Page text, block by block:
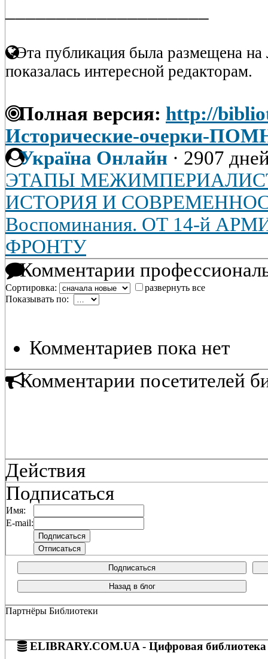
Эта публикация была размещена на
показалась интересной редакторам.
Полная версия: http://
Исторические-очерки-
Україна Онлайн · 2907
ЭТАПЫ
ИСТОРИЯ И
Воспоминания. ОТ 14-й
ФРОНТУ
Комментарии
Сортировка:
развернуть все
Показывать по:
Комментариев пока нет
Комментарии посетителей
Действия
Подписаться
Имя:
E-mail:
Подписаться
Назад в блог
Партнёры Библиотеки
ELIBRARY.COM.UA - Цифровая библиотека